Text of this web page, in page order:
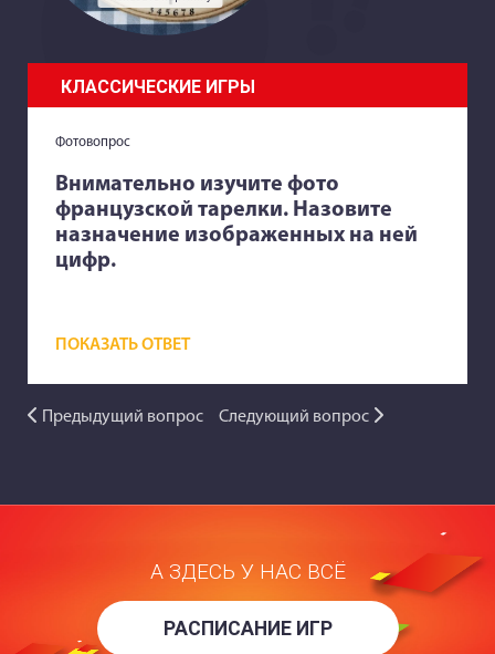
КЛАССИЧЕСКИЕ ИГРЫ
Фотовопрос
Внимательно изучите фото
французской тарелки. Назовите
назначение изображенных на ней
цифр.
ПОКАЗАТЬ ОТВЕТ
Предыдущий вопрос Следующий вопрос
А ЗДЕСЬ У НАС ВСЁ
РАСПИСАНИЕ ИГР